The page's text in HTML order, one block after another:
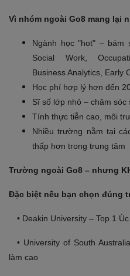
Vì nhóm ngoài Go8 mang lại
Ngành học "hot" – bám
Social Work,
Business Analytics, Early
Học phí hợp lý hơn đến
Sĩ số lớp nhỏ – chăm sóc
Tính thực tiễn cao, môi
Nhiều trường nằm tại
thấp hơn trong trung tâm
Trường ngoài Go8 – nhưng
Đặc biệt nếu bạn chọn đúng
• Deakin University – Top 1
• University of South
làm cao